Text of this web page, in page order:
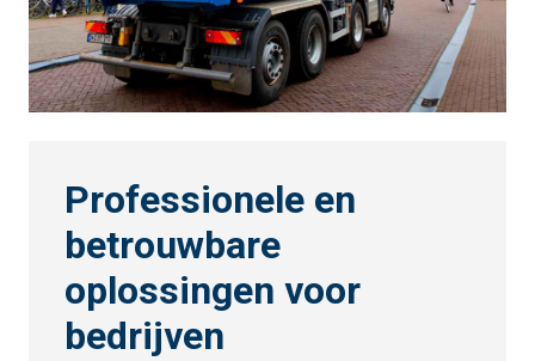
Professionele en
betrouwbare
oplossingen voor
bedrijven